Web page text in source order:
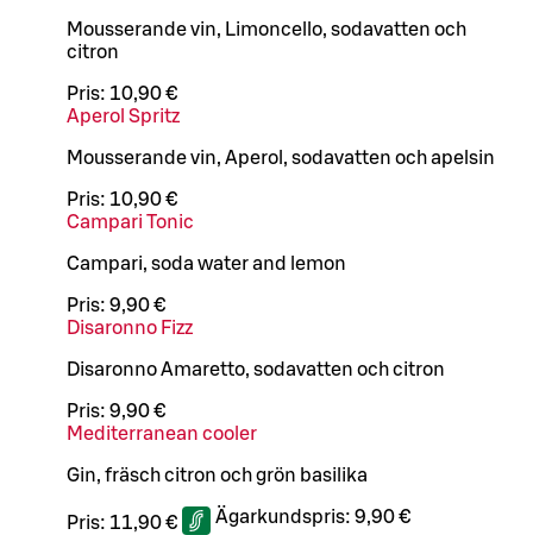
Mousserande vin, Limoncello, sodavatten och
citron
Pris: 10,90 €
Aperol Spritz
Mousserande vin, Aperol, sodavatten och apelsin
Pris: 10,90 €
Campari Tonic
Campari, soda water and lemon
Pris: 9,90 €
Disaronno Fizz
Disaronno Amaretto, sodavatten och citron
Pris: 9,90 €
Mediterranean cooler
Gin, fräsch citron och grön basilika
Pris: 11,90 € Ägarkundspris: 9,90 €